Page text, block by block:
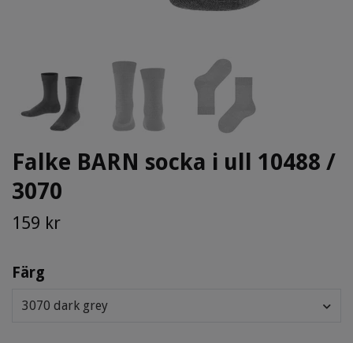
Falke BARN socka i ull 10488 /
3070
159 kr
Färg
3070 dark grey